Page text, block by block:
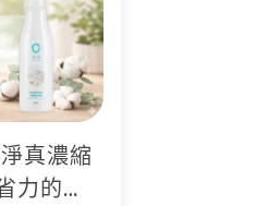
真濃縮
力的居